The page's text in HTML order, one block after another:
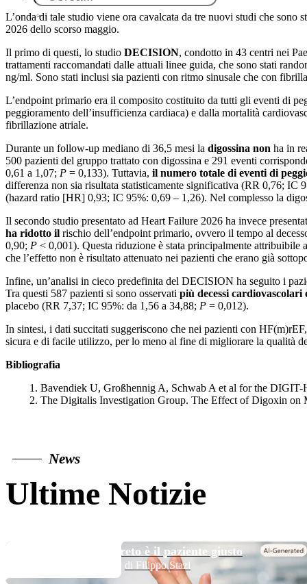
L’onda di tale studio viene ora cavalcata da tre nuovi studi che
2026 dello scorso maggio.
Il primo di questi, lo studio DECISION, condotto in 43 centri nei
trattamenti raccomandati dalle attuali linee guida, che sono stati
ng/ml. Sono stati inclusi sia pazienti con ritmo sinusale che con
L’endpoint primario era il composito costituito da tutti gli eventi di
peggioramento dell’insufficienza cardiaca) e dalla mortalità
fibrillazione atriale.
Durante un follow-up mediano di 36,5 mesi la digossina non ha in
500 pazienti del gruppo trattato con digossina e 291 eventi
0,61 a 1,07; P = 0,133). Tuttavia, il numero totale di eventi di
differenza non sia risultata statisticamente significativa (RR 0,76; IC
(hazard ratio [HR] 0,93; IC 95%: 0,69 – 1,26). Nel complesso la
Il secondo studio presentato ad Heart Failure 2026 ha invece
ha ridotto il rischio dell’endpoint primario, ovvero il tempo al
0,90; P < 0,001). Questa riduzione è stata principalmente
che l’effetto non è risultato attenuato nei pazienti che erano già
Infine, un’analisi in cieco predefinita del DECISION ha seguito i
Tra questi 587 pazienti si sono osservati più decessi cardiovascolari
placebo (RR 7,37; IC 95%: da 1,56 a 34,88; P = 0,012).
In sintesi, i dati succitati suggeriscono che nei pazienti con
sicura e di facile utilizzo, per lo meno al fine di migliorare la qualità
Bibliografia
Bavendiek U, Großhennig A, Schwab A et al for the
The Digitalis Investigation Group. The Effect of Digoxin
News
Ultime Notizie
Long DAPT…? Il segreto è il paziente giusto
di Filippo Stazi